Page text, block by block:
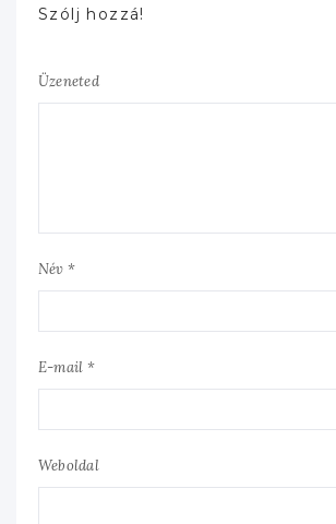
Szólj hozzá!
Üzeneted
Név *
E-mail *
Weboldal